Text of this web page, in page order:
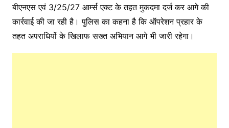
बीएनएस एवं 3/25/27 आर्म्स एक्ट के तहत मुकदमा दर्ज कर आगे की
कार्रवाई की जा रही है। पुलिस का कहना है कि ऑपरेशन प्रहार के
तहत अपराधियों के खिलाफ सख्त अभियान आगे भी जारी रहेगा।